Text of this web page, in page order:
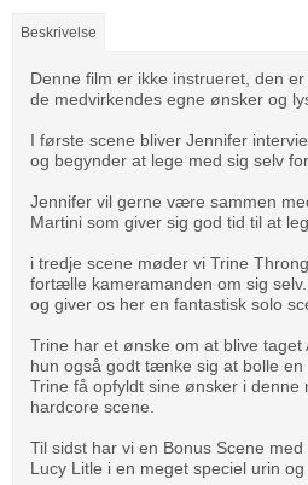
Beskrivelse
Denne film er ikke instrueret, den
de medvirkendes egne ønsker og
I første scene bliver Jennifer
og begynder at lege med sig selv
Jennifer vil gerne være sammen
Martini som giver sig god tid til at
i tredje scene møder vi Trine
fortælle kameramanden om sig
og giver os her en fantastisk solo
Trine har et ønske om at blive taget
hun også godt tænke sig at bolle en
Trine få opfyldt sine ønsker i
hardcore scene.
Til sidst har vi en Bonus Scene
Lucy Litle i en meget speciel urin